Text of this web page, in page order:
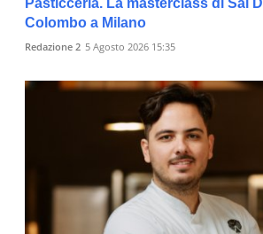
Colombo a Milano
Redazione 2 5 Agosto 2026 15:35